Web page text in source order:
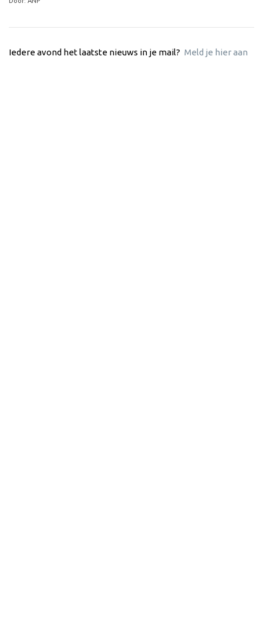
Iedere avond het laatste nieuws in je mail? Meld je hier aan